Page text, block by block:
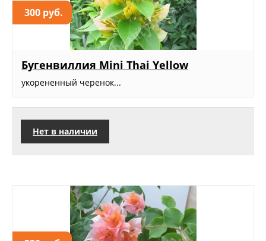
300 руб.
Бугенвиллия Mini Thai Yellow
укорененный черенок...
Нет в наличии